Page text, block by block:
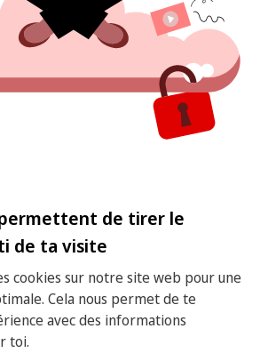
de tirer le
de ta visite
cookies sur notre site web pour une
Cela nous permet de te
avec des informations
toi.